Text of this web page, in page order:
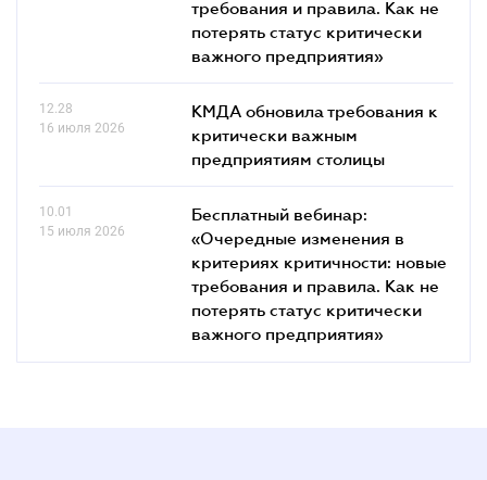
требования и правила. Как не
потерять статус критически
важного предприятия»
12.28
16 июля 2026
КМДА обновила требования к
критически важным
предприятиям столицы
10.01
15 июля 2026
Бесплатный вебинар:
«Очередные изменения в
критериях критичности: новые
требования и правила. Как не
потерять статус критически
важного предприятия»